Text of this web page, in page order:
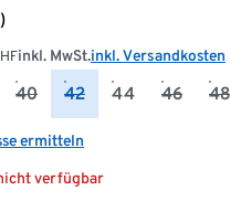
inkl. MwSt.inkl. Versandkosten
40 42 44 46 48
ermitteln
verfügbar